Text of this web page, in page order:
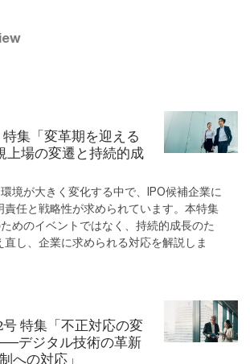
特集「変革期を迎える
場の変遷と持続的成
境が大きく変化する中で、IPO候補企業に
責任と戦略性が求められています。本特集
めのイベントではなく、持続的成長のた
し、企業に求められる対応を解説しま
号 特集「不正対応の変
デジタル技術の革新
への対応」